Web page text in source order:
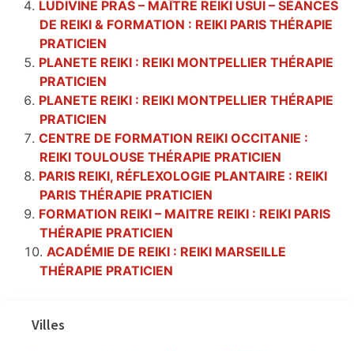
LUDIVINE PRAS – MAÎTRE REIKI USUI – SÉANCES
DE REIKI & FORMATION : REIKI PARIS THÉRAPIE
PRATICIEN
PLANETE REIKI : REIKI MONTPELLIER THÉRAPIE
PRATICIEN
PLANETE REIKI : REIKI MONTPELLIER THÉRAPIE
PRATICIEN
CENTRE DE FORMATION REIKI OCCITANIE :
REIKI TOULOUSE THÉRAPIE PRATICIEN
PARIS REIKI, RÉFLEXOLOGIE PLANTAIRE : REIKI
PARIS THÉRAPIE PRATICIEN
FORMATION REIKI – MAITRE REIKI : REIKI PARIS
THÉRAPIE PRATICIEN
ACADÉMIE DE REIKI : REIKI MARSEILLE
THÉRAPIE PRATICIEN
Villes